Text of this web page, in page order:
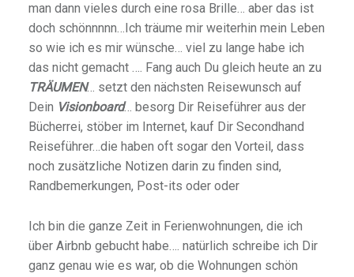
man dann vieles durch eine rosa Brille… aber das ist
doch schönnnnn…Ich träume mir weiterhin mein Leben
so wie ich es mir wünsche… viel zu lange habe ich
das nicht gemacht …. Fang auch Du gleich heute an zu
TRÄUMEN… setzt den nächsten Reisewunsch auf
Dein Visionboard… besorg Dir Reiseführer aus der
Bücherrei, stöber im Internet, kauf Dir Secondhand
Reiseführer…die haben oft sogar den Vorteil, dass
noch zusätzliche Notizen darin zu finden sind,
Randbemerkungen, Post-its oder oder
Ich bin die ganze Zeit in Ferienwohnungen, die ich
über Airbnb gebucht habe…. natürlich schreibe ich Dir
ganz genau wie es war, ob die Wohnungen schön